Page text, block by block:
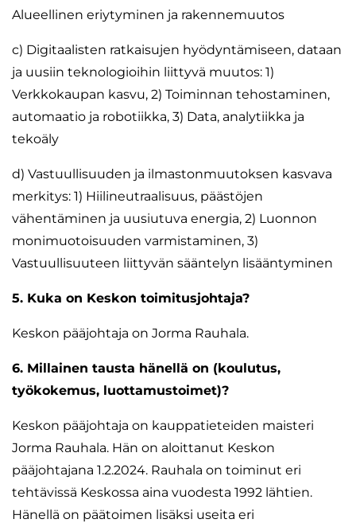
Alueellinen eriytyminen ja rakennemuutos
c) Digitaalisten ratkaisujen hyödyntämiseen, dataan
ja uusiin teknologioihin liittyvä muutos: 1)
Verkkokaupan kasvu, 2) Toiminnan tehostaminen,
automaatio ja robotiikka, 3) Data, analytiikka ja
tekoäly
d) Vastuullisuuden ja ilmastonmuutoksen kasvava
merkitys: 1) Hiilineutraalisuus, päästöjen
vähentäminen ja uusiutuva energia, 2) Luonnon
monimuotoisuuden varmistaminen, 3)
Vastuullisuuteen liittyvän sääntelyn lisääntyminen
5. Kuka on Keskon toimitusjohtaja?
Keskon pääjohtaja on Jorma Rauhala.
6. Millainen tausta hänellä on (koulutus,
työkokemus, luottamustoimet)?
Keskon pääjohtaja on kauppatieteiden maisteri
Jorma Rauhala. Hän on aloittanut Keskon
pääjohtajana 1.2.2024. Rauhala on toiminut eri
tehtävissä Keskossa aina vuodesta 1992 lähtien.
Hänellä on päätoimen lisäksi useita eri